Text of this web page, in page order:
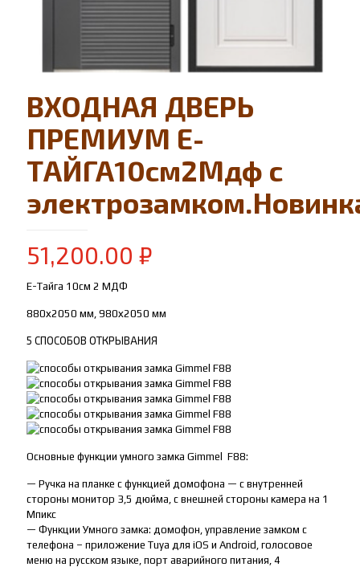
ВХОДНАЯ ДВЕРЬ
ПРЕМИУМ Е-
ТАЙГА10см2Мдф с
51,200.00 ₽
Е-Тайга 10см 2 МДФ
880х2050 мм, 980х2050 мм
5 СПОСОБОВ ОТКРЫВАНИЯ
Основные функции умного замка Gimmel F88:
— Ручка на планке с функцией домофона — с внутренней
стороны монитор 3,5 дюйма, с внешней стороны камера на 1
Мпикс
— Функции Умного замка: домофон, управление замком с
телефона – приложение Tuya для iOS и Android, голосовое
меню на русском языке, порт аварийного питания, 4